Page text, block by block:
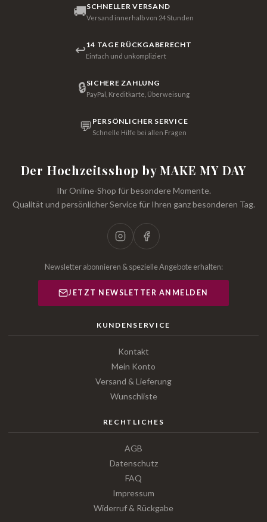
🚚SCHNELLER VERSAND
Versand innerhalb von 24 Stunden
↩14 TAGE RÜCKGABERECHT
Einfach und unkompliziert
🔒SICHERE ZAHLUNG
PayPal, Kreditkarte, Überweisung
💬 PERSÖNLICHER SERVICE
Schnelle Hilfe bei allen Fragen
Der Hochzeitsshop by MAKE MY DAY
Ihr Online-Shop für besondere Momente.
Qualität und persönlicher Service für Ihren ganz besonderen Tag.
Newsletter abonnieren & spezielle Angebote erhalten:
JETZT NEWSLETTER ANMELDEN
KUNDENSERVICE
Kontakt
Mein Konto
Versand & Lieferung
Wunschliste
RECHTLICHES
AGB
Datenschutz
FAQ
Impressum
Widerruf & Rückgabe